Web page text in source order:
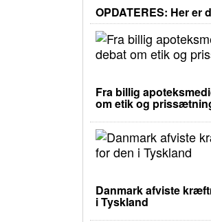
OPDATERES: Her er
Fra billig
om etik og
Danmark afviste
i Tyskland